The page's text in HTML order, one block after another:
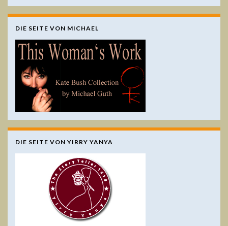
DIE SEITE VON MICHAEL
DIE SEITE VON YIRRY YANYA